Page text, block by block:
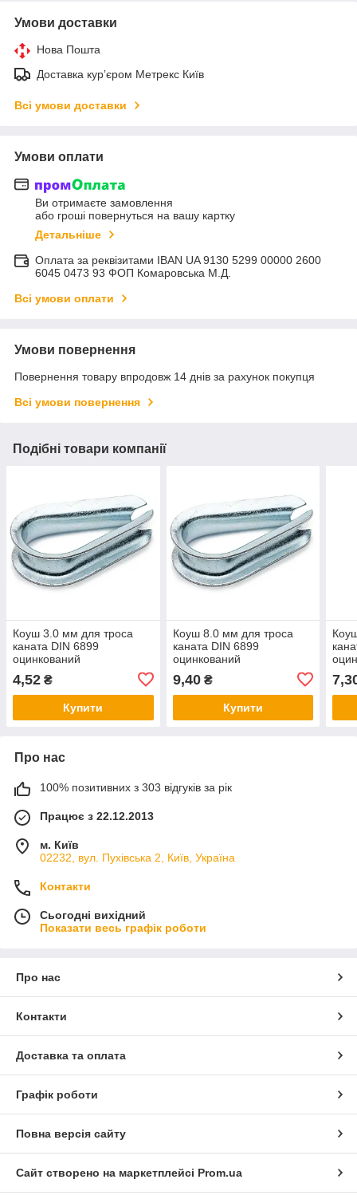
Умови доставки
Нова Пошта
Доставка курʼєром Метрекс Київ
Всі умови доставки
Умови оплати
Ви отримаєте замовлення
або гроші повернуться на вашу картку
Детальніше
Оплата за реквізитами IBAN UA 9130 5299 00000 2600
6045 0473 93 ФОП Комаровська М.Д.
Всі умови оплати
Умови повернення
Повернення товару впродовж 14 днів за рахунок покупця
Всі умови повернення
Подібні товари компанії
Коуш 3.0 мм для троса
каната DIN 6899
оцинкований
4,52 ₴
Купити
Коуш 8.0 мм для троса
каната DIN 6899
оцинкований
9,40₴
Купити
Про нас
100% позитивних з 303 відгуків за рік
Працює з 22.12.2013
м. Київ
02232, вул. Пухівська 2, Київ, Україна
Контакти
Сьогодні вихідний
Показати весь графік роботи
Про нас
Контакти
Доставка та оплата
Графік роботи
Повна версія сайту
Сайт створено на маркетплейсі Prom.ua